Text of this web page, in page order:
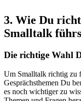
3. Wie Du
Smalltalk
Die richtige Wahl
Um Smalltalk richtig zu
Gesprächsthemen Du
es noch wichtiger zu